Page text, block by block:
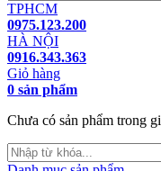
TPHCM
0975.123.200
HÀ NỘI
0916.343.363
Giỏ hàng
0 sản phẩm
Chưa có sản phẩm trong